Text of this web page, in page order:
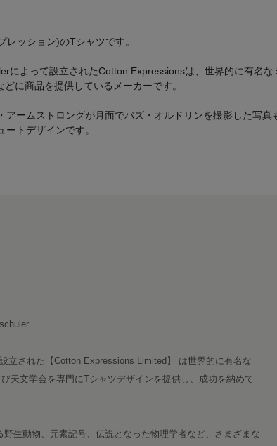
ッション)のTシャツです。
によって設立されたCotton Expressionsは、世界的に有名な
に商品を提供しているメーカーです。
ームストロングが月面でバズ・オルドリンを撮影した写真
トデザインです。
立された【Cotton Expressions Limited】 は世界的に有名な
天文学会を専門にTシャツデザインを提供し、成功を納めて
生動物、元素記号、伝説となった物理学者など、さまざまな